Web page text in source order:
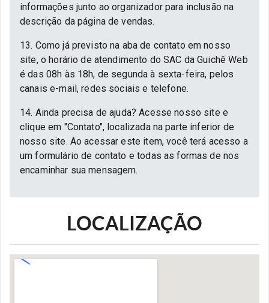
informações junto ao organizador para inclusão na
descrição da página de vendas.
13. Como já previsto na aba de contato em nosso
site, o horário de atendimento do SAC da Guichê Web
é das 08h às 18h, de segunda à sexta-feira, pelos
canais e-mail, redes sociais e telefone.
14. Ainda precisa de ajuda? Acesse nosso site e
clique em "Contato", localizada na parte inferior de
nosso site. Ao acessar este item, você terá acesso a
um formulário de contato e todas as formas de nos
encaminhar sua mensagem.
LOCALIZAÇÃO